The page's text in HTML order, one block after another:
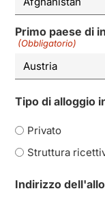
Primo paese di
(Obbligatorio)
Tipo di alloggio
Privato
Struttura
Indirizzo